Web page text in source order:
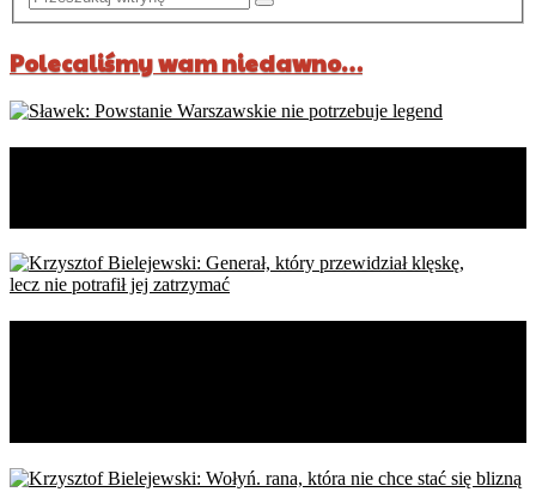
Polecaliśmy wam niedawno…